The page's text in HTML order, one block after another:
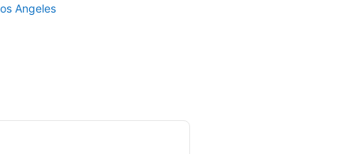
Angeles